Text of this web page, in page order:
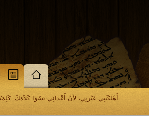
أَهْلَكَتْنِي غَيْرَتِي، لأَنَّ أَعْدَائِي نَسُوا كَلاَمَكَ. كَلِمَتُكَ